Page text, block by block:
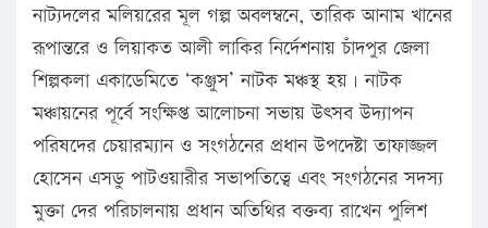
নাট্যদলের মলিয়রের মূল গল্প অবলম্বনে, তারিক আনাম খানের
রূপান্তরে ও লিয়াকত আলী লাকির নির্দেশনায় চাঁদপুর জেলা
শিল্পকলা একাডেমিতে ‘কঞ্জুস’ নাটক মঞ্চস্থ হয়। নাটক
মঞ্চায়নের পূর্বে সংক্ষিপ্ত আলোচনা সভায় উৎসব উদ্যাপন
পরিষদের চেয়ারম্যান ও সংগঠনের প্রধান উপদেষ্টা তাফাজ্জল
হোসেন এসডু পাটওয়ারীর সভাপতিত্বে এবং সংগঠনের সদস্য
মুক্তা দের পরিচালনায় প্রধান অতিথির বক্তব্য রাখেন পুলিশ